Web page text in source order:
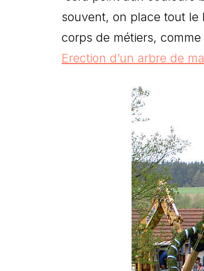
souvent, on place tout
corps de métiers,
Erection d’un arbre de